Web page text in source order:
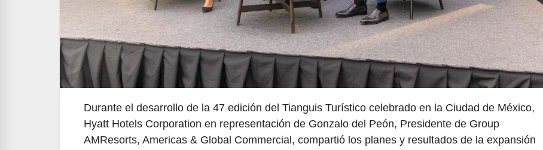
Durante el desarrollo de la 47 edición del Tianguis Turístico celebrado en la Ciudad de México,
Hyatt Hotels Corporation en representación de Gonzalo del Peón, Presidente de Group
AMResorts, Americas & Global Commercial, compartió los planes y resultados de la expansión